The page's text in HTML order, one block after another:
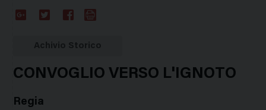
CONVOGLIO VERSO L'IGNOTO
Regia